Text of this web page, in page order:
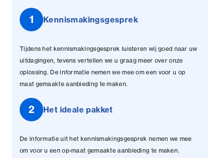
1 Kennismakingsgesprek
Tijdens het kennismakingsgesprek luisteren wij goed naar uw
uitdagingen, tevens vertellen we u graag meer over onze
oplossing. De informatie nemen we mee om een voor u op
maat gemaakte aanbieding te maken.
2 Het ideale pakket
De informatie uit het kennismakingsgesprek nemen we mee
om voor u een op-maat gemaakte aanbieding te maken.